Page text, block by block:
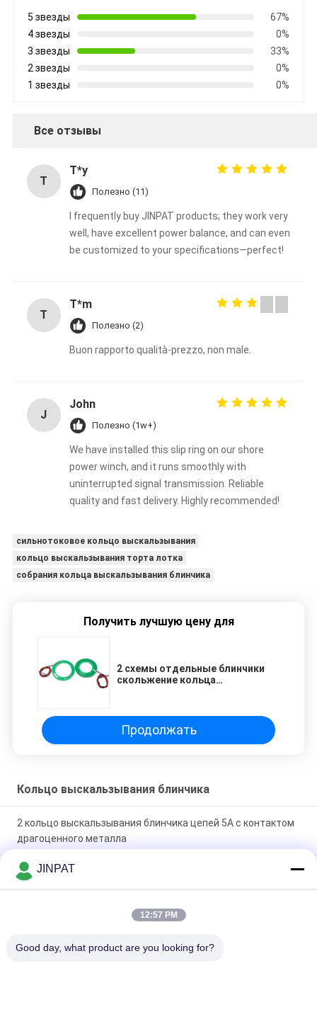
5 звезды
67%
4 звезды
0%
3 звезды
33%
2 звезды
0%
1 звезды
0%
Все отзывы
T
T*y
Полезно (11)
I frequently buy JINPAT products; they work very
well, have excellent power balance, and can even
be customized to your specifications—perfect!
T
T*m
Полезно (2)
Buon rapporto qualità-prezzo, non male.
J
John
Полезно (1w+)
We have installed this slip ring on our shore
power winch, and it runs smoothly with
uninterrupted signal transmission. Reliable
quality and fast delivery. Highly recommended!
сильнотоковое кольцо выскальзывания
кольцо выскальзывания торта лотка
собрания кольца выскальзывания блинчика
Получить лучшую цену для
2 схемы отдельные блинчики
скольжение кольца
Продолжать
Кольцо выскальзывания блинчика
2 кольцо выскальзывания блинчика цепей 5A с контактом
драгоценного металла
Сборника электрический совместный 300rpm 380vac
кольца выскальзывания PCB сплав сильнотокового
течение 12A и сигнал локальных сетей 100M
JINPAT
12:57 PM
Good day, what product are you looking for?